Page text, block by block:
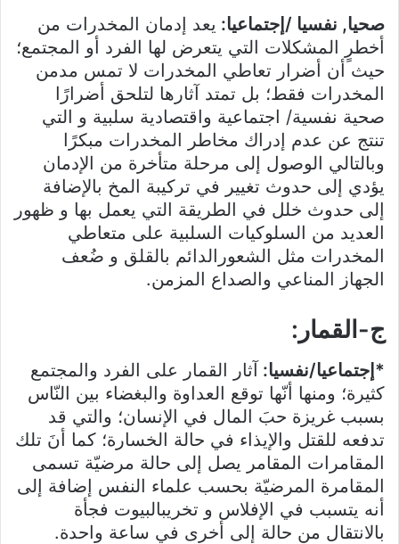
صحيا, نفسيا /إجتماعيا: يعد إدمان المخدرات من
أخطرٍ المشكلات التي يتعرض لها الفرد أو المجتمع؛
حيث أن أضرار تعاطي المخدرات لا تمس مدمن
المخدرات فقط؛ بل تمتد آثارها لتلحق أضرارًا
صحية نفسية/ اجتماعية واقتصادية سلبية و التي
تنتج عن عدم إدراك مخاطر المخدرات مبكرًا
وبالتالي الوصول إلى مرحلة متأخرة من الإدمان
يؤدي إلى حدوث تغيير في تركيبة المخ بالإضافة
إلى حدوث خلل في الطريقة التي يعمل بها و ظهور
العديد من السلوكيات السلبية على متعاطي
المخدرات مثل الشعورالدائم بالقلق و ضُعف
الجهاز المناعي والصداع المزمن.
ج-القمار:
*إجتماعيا/نفسيا: آثار القمار على الفرد والمجتمع
كثيرة؛ ومنها أنّها توقع العداوة والبغضاء بين النّاس
بسبب غريزة حبَ المال في الإنسان؛ والتي قد
تدفعه للقتل والإيذاء في حالة الخسارة؛ كما أنَ تلك
المقامرات المقامر يصل إلى حالة مرضيّة تسمى
المقامرة المرضيّة بحسب علماء النفس إضافة إلى
أنه يتسبب في الإفلاس و تخريبالبيوت فجأة
بالانتقال من حالة إلى أخرى في ساعة واحدة.